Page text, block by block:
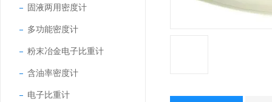
固液两用密度计
多功能密度计
粉末冶金电子比重计
含油率密度计
电子比重计